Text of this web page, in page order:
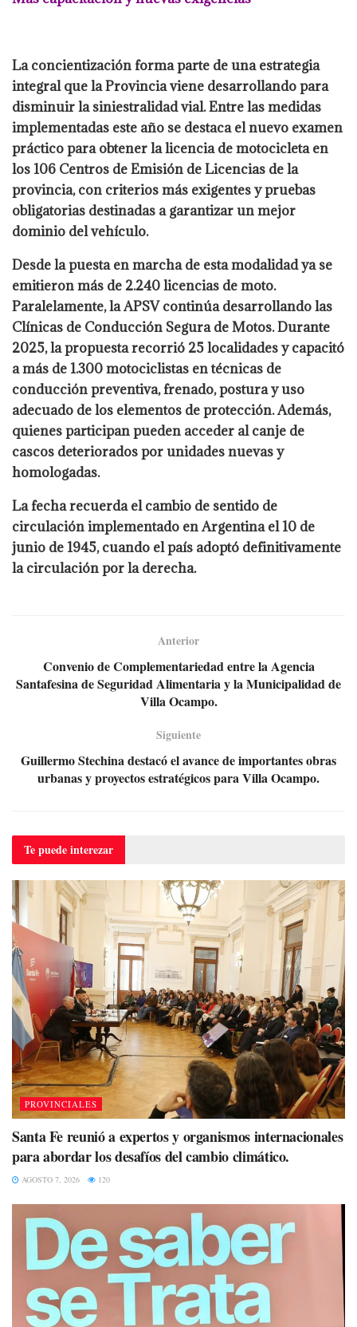
La concientización forma parte de una estrategia
integral que la Provincia viene desarrollando para
disminuir la siniestralidad vial. Entre las medidas
implementadas este año se destaca el nuevo examen
práctico para obtener la licencia de motocicleta en
los 106 Centros de Emisión de Licencias de la
provincia, con criterios más exigentes y pruebas
obligatorias destinadas a garantizar un mejor
dominio del vehículo.
Desde la puesta en marcha de esta modalidad ya se
emitieron más de 2.240 licencias de moto.
Paralelamente, la APSV continúa desarrollando las
Clínicas de Conducción Segura de Motos. Durante
2025, la propuesta recorrió 25 localidades y capacitó
a más de 1.300 motociclistas en técnicas de
conducción preventiva, frenado, postura y uso
adecuado de los elementos de protección. Además,
quienes participan pueden acceder al canje de
cascos deteriorados por unidades nuevas y
homologadas.
La fecha recuerda el cambio de sentido de
circulación implementado en Argentina el 10 de
junio de 1945, cuando el país adoptó definitivamente
la circulación por la derecha.
Anterior
Convenio de Complementariedad entre la Agencia
Santafesina de Seguridad Alimentaria y la Municipalidad de
Villa Ocampo.
Siguiente
Guillermo Stechina destacó el avance de importantes obras
urbanas y proyectos estratégicos para Villa Ocampo.
Te puedeinterezar
PROVINCIALES
Santa Fe reunió a expertos y organismos internacionales
para abordar los desafíos del cambio climático.
AGOSTO 7, 2026 120